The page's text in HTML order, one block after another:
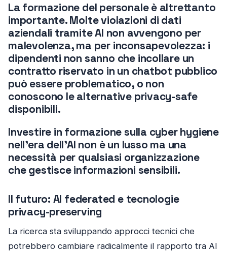
La formazione del personale è altrettanto
importante. Molte violazioni di dati
aziendali tramite AI non avvengono per
malevolenza, ma per inconsapevolezza: i
dipendenti non sanno che incollare un
contratto riservato in un chatbot pubblico
può essere problematico, o non
conoscono le alternative privacy-safe
disponibili.
Investire in formazione sulla cyber hygiene
nell’era dell’AI non è un lusso ma una
necessità per qualsiasi organizzazione
che gestisce informazioni sensibili.
Il futuro: AI federated e tecnologie
privacy-preserving
La ricerca sta sviluppando approcci tecnici che
potrebbero cambiare radicalmente il rapporto tra AI